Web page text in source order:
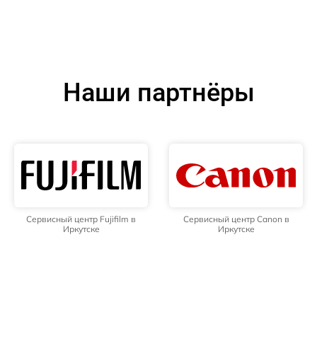
Наши партнёры
Сервисный центр Fujifilm в
Иркутске
Сервисный центр Canon в
Иркутске